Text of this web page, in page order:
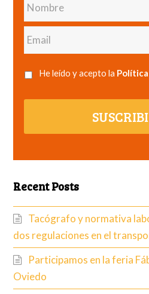
Email
He leído y acepto la
Recent Posts
Tacógrafo y normativa
dos regulaciones en el
Participamos en la feria
Oviedo